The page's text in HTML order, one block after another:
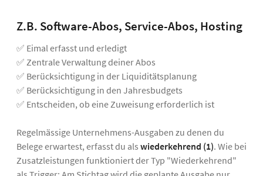
Z.B. Software-Abos, Service-Abos, Hosting
✅ Eimal erfasst und erledigt
✅ Zentrale Verwaltung deiner Abos
✅ Berücksichtigung in der Liquiditätsplanung
✅ Berücksichtigung in den Jahresbudgets
✅ Entscheiden, ob eine Zuweisung erforderlich ist
Regelmässige Unternehmens-Ausgaben zu denen du
Belege erwartest, erfasst du als wiederkehrend (1). Wie bei
Zusatzleistungen funktioniert der Typ "Wiederkehrend"